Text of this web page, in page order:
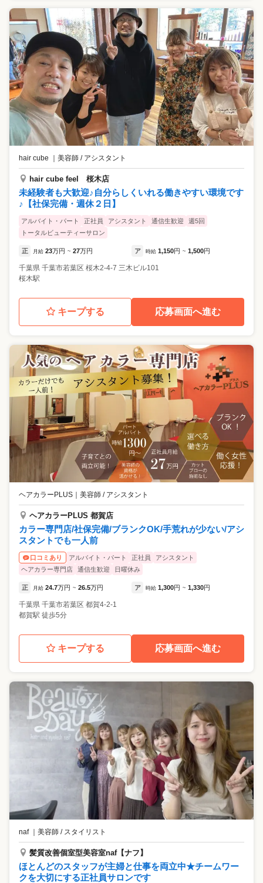
hair cube 美容師 / アシスタント
hair cube feel 桜木店
未経験者も大歓迎♪自分らしくいれる働きやすい環境です
♪【社保完備・週休２日】
アルバイト・パート 正社員 アシスタント 通信生歓迎
週5回
トータルビューティーサロン
正 月給 23万円 ~ 27万円 ア 時給 1,150円 ~ 1,500円
千葉県 千葉市若葉区 桜木2-4-7 三木ビル101
桜木駅
キープする 応募画面へ進む
ヘアカラーPLUS 美容師 / アシスタント
ヘアカラーPLUS 都賀店
カラー専門店/社保完備/ブランクOK/手荒れが少ない/アシ
スタントでも一人前
口コミあり アルバイト・パート 正社員
アシスタント
ヘアカラー専門店
通信生歓迎 日曜休み
正 月給 24.7万円 ~ 26.5万円 ア 時給 1,300円 ~ 1,330円
千葉県 千葉市若葉区 都賀4-2-1
都賀駅 徒歩5分
キープする 応募画面へ進む
naf ｜ 美容師 / スタイリスト
髪質改善個室型美容室naf【ナフ】
ほとんどのスタッフが主婦と仕事を両立中★チームワー
クを大切にする正社員サロンです